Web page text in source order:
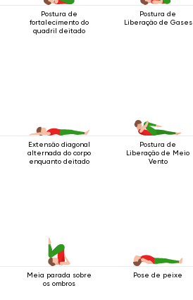
Postura de
fortalecimento do
quadril deitado
Postura de
Liberação de Gases
Extensão diagonal
alternada do corpo
enquanto deitado
Postura de
Liberação de Meio
Vento
Meia parada sobre
os ombros
Pose de peixe